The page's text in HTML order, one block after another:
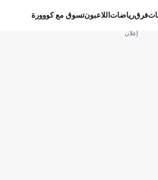
فرقرياضات اللاعبونتسوق مع كووورة
إعلان